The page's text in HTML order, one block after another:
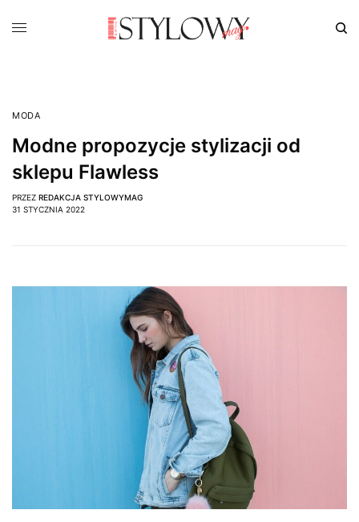
MODA
Modne propozycje stylizacji od
sklepu Flawless
PRZEZ REDAKCJA STYLOWYMAG
31 STYCZNIA 2022